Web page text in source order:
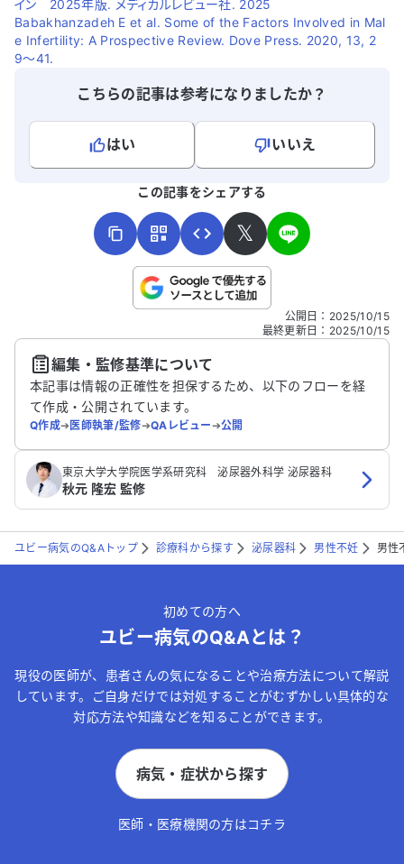
イン 2025年版. メディカルレビュー社. 2025
Babakhanzadeh E et al. Some of the Factors Involved in Mal
e Infertility: A Prospective Review. Dove Press. 2020, 13, 2
9〜41.
こちらの記事は参考になりましたか？
はい
いいえ
こちらは送信専用のフォームです。氏名やご自身の病気の詳細な
送信する
この記事をシェアする
𝕏
公開日 ： 2025/10/15
最終更新日 ： 2025/10/15
編集・監修基準について
本記事は情報の正確性を担保するため、以下のフローを経
て作成・公開されています。
Q作成➔医師執筆/監修➔QAレビュー➔公開
東京大学大学院医学系研究科 泌尿器外科学 泌尿器科
秋元 隆宏 監修
ユビー病気のQ&Aトップ 診療科から探す 泌尿器科 男性不妊 男性
初めての方へ
ユビー病気のQ&Aとは？
現役の医師が、患者さんの気になることや治療方法について解説
しています。ご自身だけでは対処することがむずかしい具体的な
対応方法や知識などを知ることができます。
病気・症状から探す
医師・医療機関の方はコチラ